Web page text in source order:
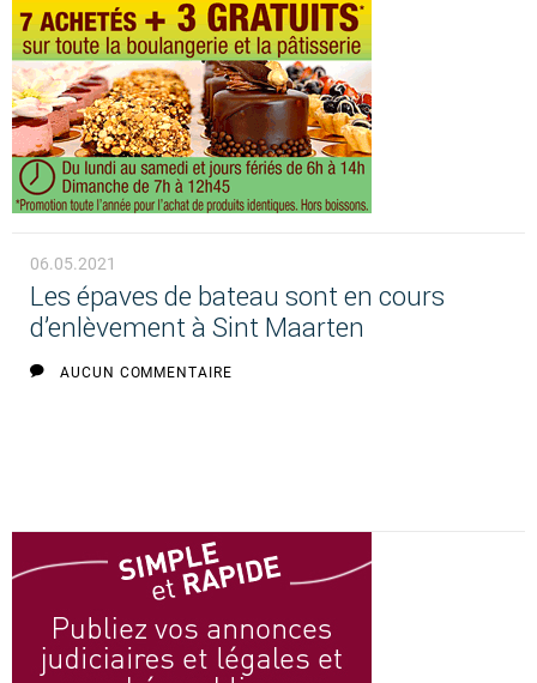
06.05.2021
Les épaves de bateau sont en cours
d’enlèvement à Sint Maarten
AUCUN COMMENTAIRE